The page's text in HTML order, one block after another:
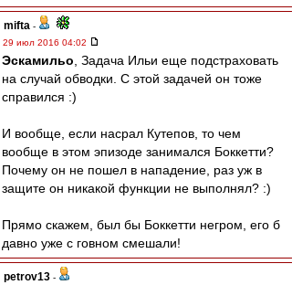
mifta -
29 июл 2016 04:02
Эскамильо , Задача Ильи еще подстраховать
на случай обводки. С этой задачей он тоже
справился :)
И вообще, если насрал Кутепов, то чем
вообще в этом эпизоде занимался Боккетти?
Почему он не пошел в нападение, раз уж в
защите он никакой функции не выполнял? :)
Прямо скажем, был бы Боккетти негром, его б
давно уже с говном смешали!
petrov13 -